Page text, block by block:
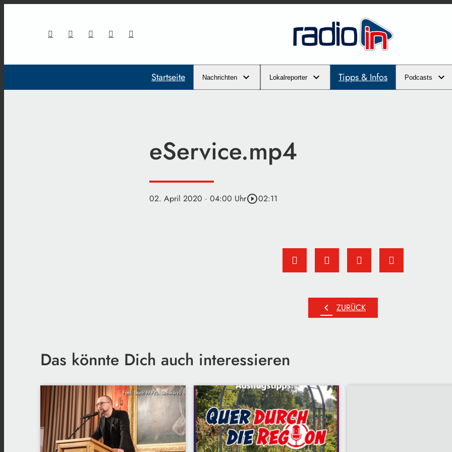
Startseite Nachrichten Lokalreporter Tipps & Infos Podcasts
eService.mp4
02. April 2020 · 04:00 Uhrplay_circle_outline02:11
chevron_left ZURÜCK
Das könnte Dich auch interessieren
Foto: Stadt PAF/L. Schwärzli